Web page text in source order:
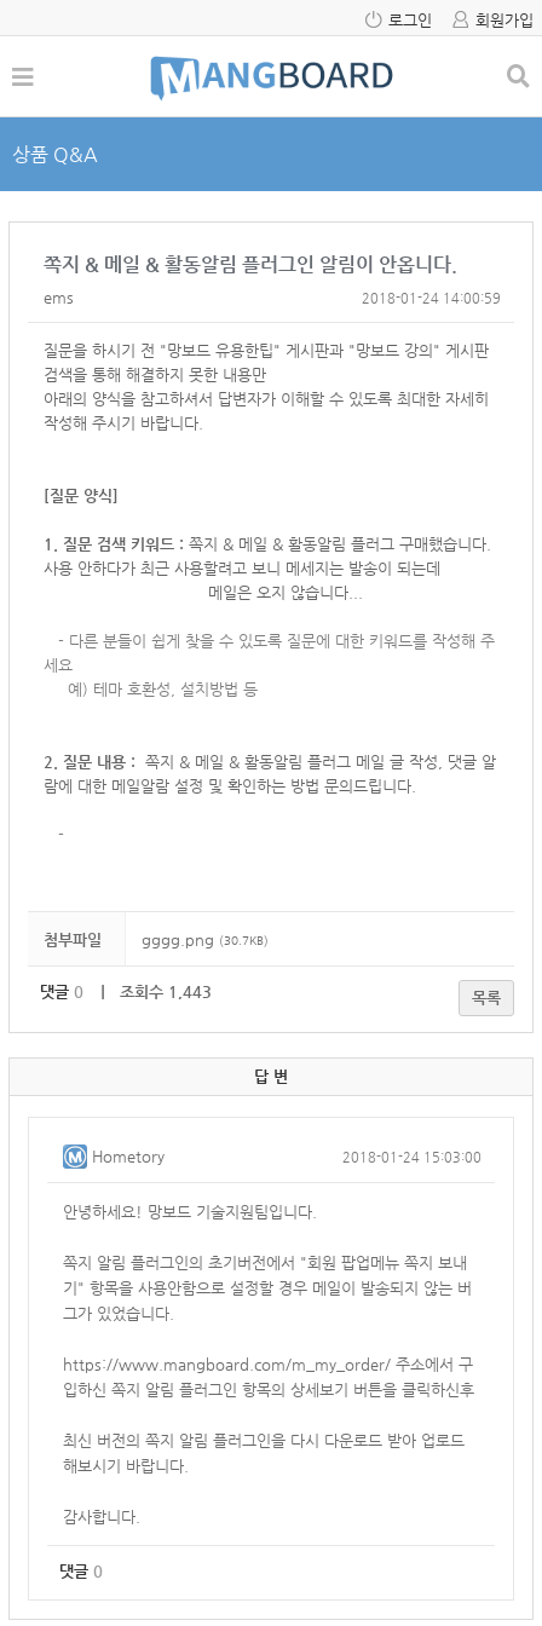
로그인 회원가입
상품 Q&A
쪽지 & 메일 & 활동알림 플러그인 알림이 안옵니다.
ems 2018-01-24 14:00:59
질문을 하시기 전 "망보드 유용한팁" 게시판과 "망보드 강의" 게시판
검색을 통해 해결하지 못한 내용만
아래의 양식을 참고하셔서 답변자가 이해할 수 있도록 최대한 자세히
작성해 주시기 바랍니다.
[질문 양식]
1. 질문 검색 키워드 : 쪽지 & 메일 & 활동알림 플러그 구매했습니다.
사용 안하다가 최근 사용할려고 보니 메세지는 발송이 되는데
메일은 오지 않습니다...
- 다른 분들이 쉽게 찾을 수 있도록 질문에 대한 키워드를 작성해 주
세요
예) 테마 호환성, 설치방법 등
2. 질문 내용 : 쪽지 & 메일 & 활동알림 플러그 메일 글 작성, 댓글 알
람에 대한 메일알람 설정 및 확인하는 방법 문의드립니다.
-
첨부파일 gggg.png (30.7KB)
댓글 0 ｜ 조회수 1,443 목록
답 변
Hometory 2018-01-24 15:03:00
안녕하세요! 망보드 기술지원팀입니다.
쪽지 알림 플러그인의 초기버전에서 "회원 팝업메뉴 쪽지 보내
기" 항목을 사용안함으로 설정할 경우 메일이 발송되지 않는 버
그가 있었습니다.
https://www.mangboard.com/m_my_order/ 주소에서 구
입하신 쪽지 알림 플러그인 항목의 상세보기 버튼을 클릭하신후
최신 버전의 쪽지 알림 플러그인을 다시 다운로드 받아 업로드
해보시기 바랍니다.
감사합니다.
댓글 0